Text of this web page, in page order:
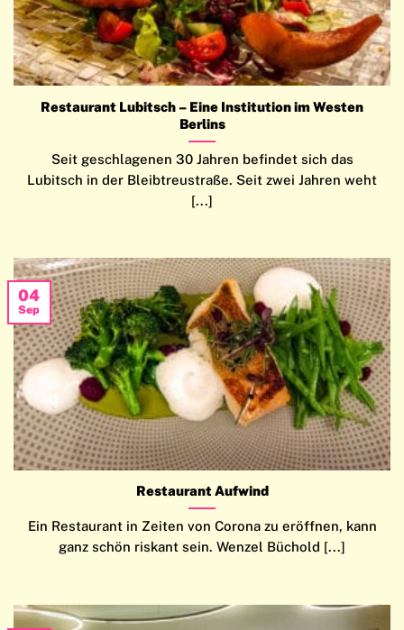
Restaurant Lubitsch – Eine Institution im Westen
Berlins
Seit geschlagenen 30 Jahren befindet sich das
Lubitsch in der Bleibtreustraße. Seit zwei Jahren weht
[...]
Restaurant Aufwind
Ein Restaurant in Zeiten von Corona zu eröffnen, kann
ganz schön riskant sein. Wenzel Büchold [...]
04
Sep